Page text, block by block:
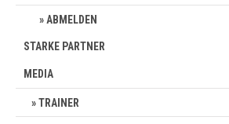
ABMELDEN
STARKE PARTNER
MEDIA
TRAINER